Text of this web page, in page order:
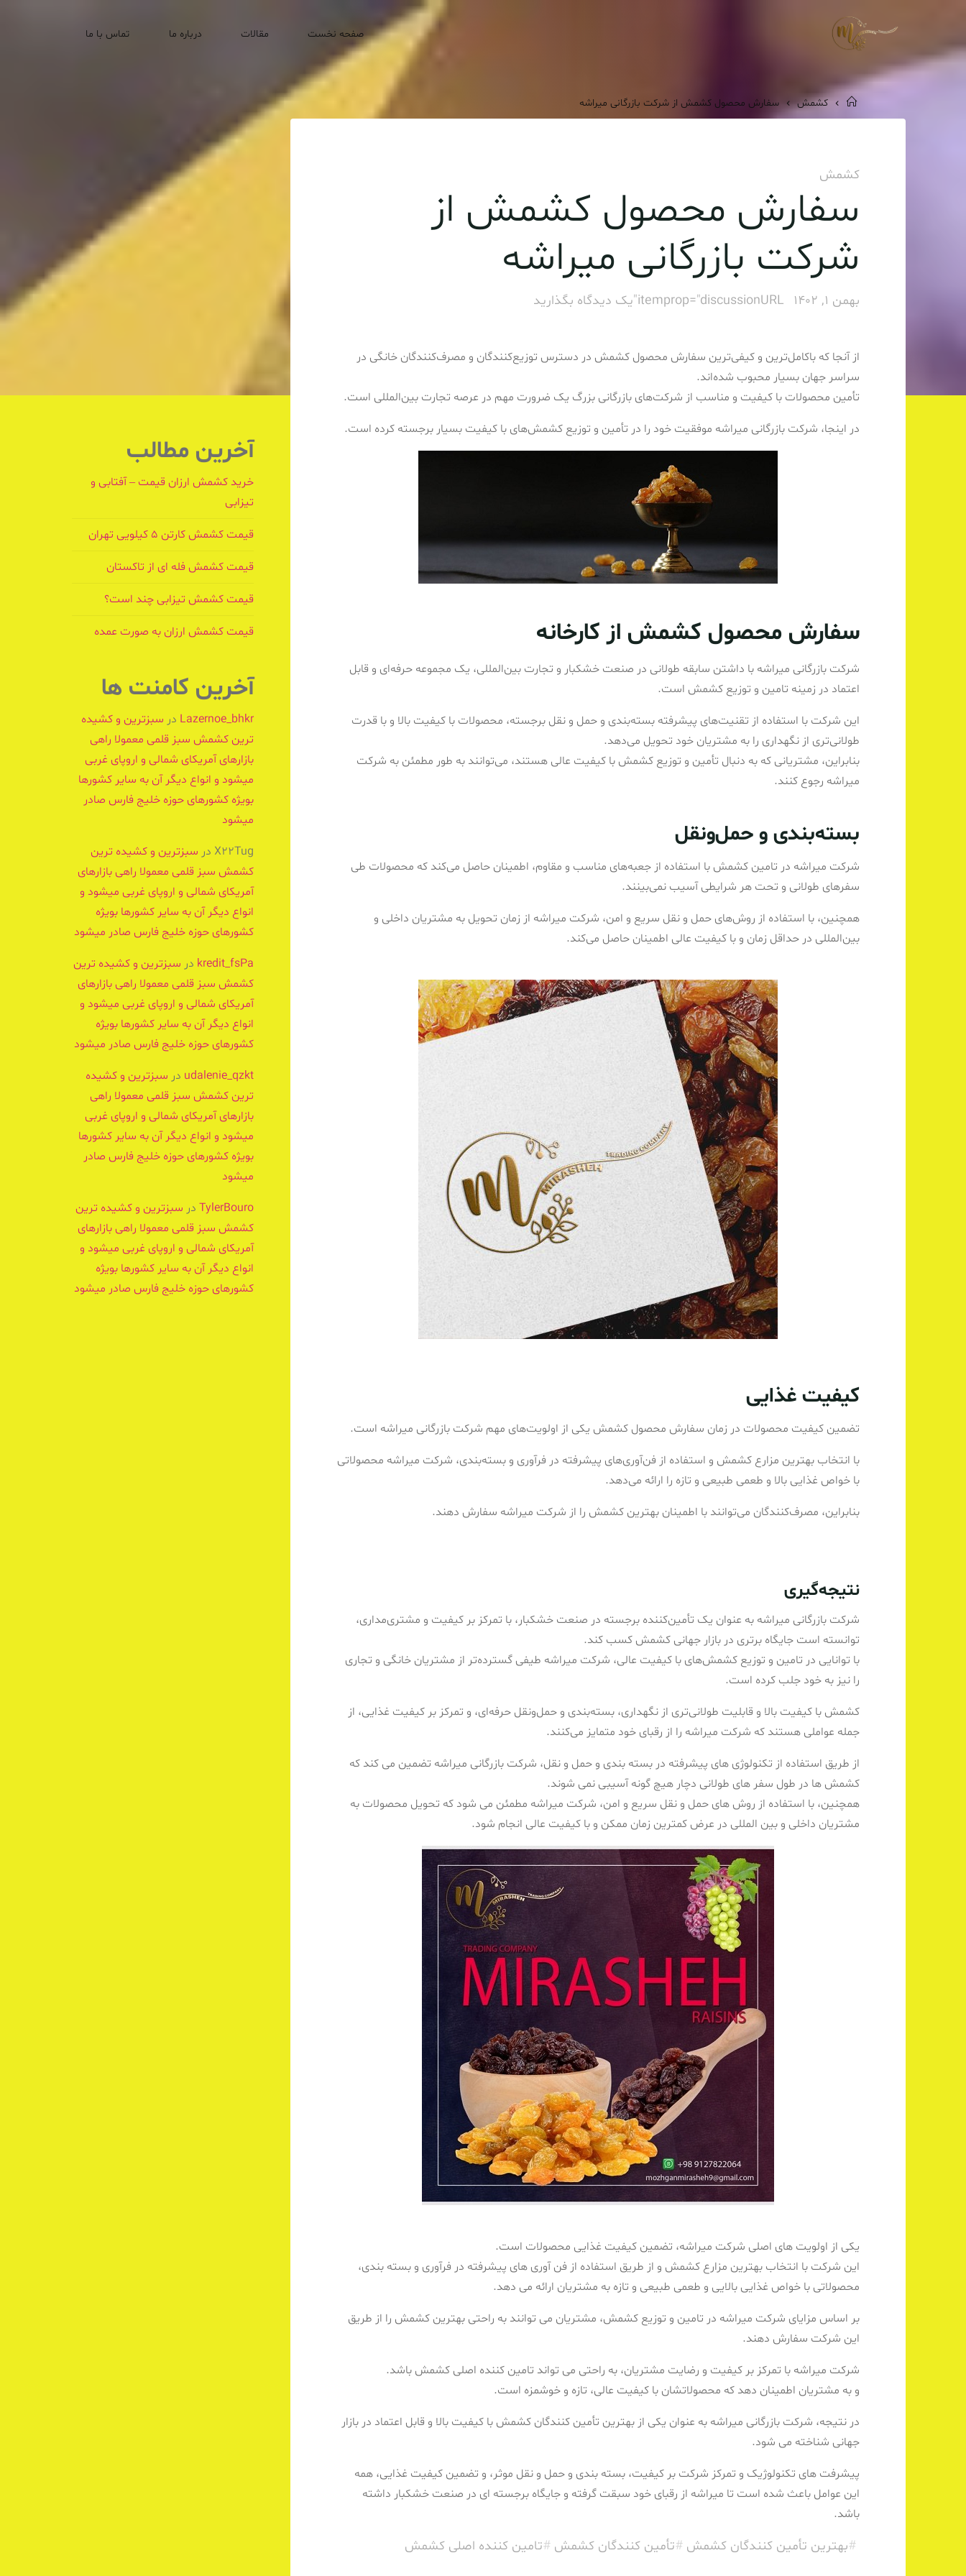
content
صفحه نخست مقالات درباره ما تماس با ما
خانهکشمش سفارش محصول کشمش از شرکت بازرگانی میراشه
کشمش
سفارش محصول کشمش از
شرکت بازرگانی میراشه
بهمن 1, 1402 itemprop="discussionURL" یک دیدگاه بگذارید
از آنجا که باکامل‌ترین و کیفی‌ترین سفارش محصول کشمش در دسترس توزیع‌کنندگان و مصرف‌کنندگان خانگی در
سراسر جهان بسیار محبوب شده‌اند.
تأمین محصولات با کیفیت و مناسب از شرکت‌های بازرگانی بزرگ یک ضرورت مهم در عرصه تجارت بین‌المللی است.
در اینجا، شرکت بازرگانی میراشه موفقیت خود را در تأمین و توزیع کشمش‌های با کیفیت بسیار برجسته کرده است.
سفارش محصول کشمش از کارخانه
شرکت بازرگانی میراشه با داشتن سابقه طولانی در صنعت خشکبار و تجارت بین‌المللی، یک مجموعه حرفه‌ای و قابل
اعتماد در زمینه تامین و توزیع کشمش است.
این شرکت با استفاده از تقنیت‌های پیشرفته بسته‌بندی و حمل و نقل برجسته، محصولات با کیفیت بالا و با قدرت
طولانی‌تری از نگهداری را به مشتریان خود تحویل می‌دهد.
بنابراین، مشتریانی که به دنبال تأمین و توزیع کشمش با کیفیت عالی هستند، می‌توانند به طور مطمئن به شرکت
میراشه رجوع کنند.
بسته‌بندی و حمل‌ونقل
شرکت میراشه در تامین کشمش با استفاده از جعبه‌های مناسب و مقاوم، اطمینان حاصل می‌کند که محصولات طی
سفرهای طولانی و تحت هر شرایطی آسیب نمی‌بینند.
همچنین، با استفاده از روش‌های حمل و نقل سریع و امن، شرکت میراشه از زمان تحویل به مشتریان داخلی و
بین‌المللی در حداقل زمان و با کیفیت عالی اطمینان حاصل می‌کند.
کیفیت غذایی
تضمین کیفیت محصولات در زمان سفارش محصول کشمش یکی از اولویت‌های مهم شرکت بازرگانی میراشه است.
با انتخاب بهترین مزارع کشمش و استفاده از فن‌آوری‌های پیشرفته در فرآوری و بسته‌بندی، شرکت میراشه محصولاتی
با خواص غذایی بالا و طعمی طبیعی و تازه را ارائه می‌دهد.
بنابراین، مصرف‌کنندگان می‌توانند با اطمینان بهترین کشمش را از شرکت میراشه سفارش دهند.
نتیجه‌گیری
شرکت بازرگانی میراشه به عنوان یک تأمین‌کننده برجسته در صنعت خشکبار، با تمرکز بر کیفیت و مشتری‌مداری،
توانسته است جایگاه برتری در بازار جهانی کشمش کسب کند.
با توانایی در تامین و توزیع کشمش‌های با کیفیت عالی، شرکت میراشه طیفی گسترده‌تر از مشتریان خانگی و تجاری
را نیز به خود جلب کرده است.
کشمش با کیفیت بالا و قابلیت طولانی‌تری از نگهداری، بسته‌بندی و حمل‌ونقل حرفه‌ای، و تمرکز بر کیفیت غذایی، از
جمله عواملی هستند که شرکت میراشه را از رقبای خود متمایز می‌کنند.
از طریق استفاده از تکنولوژی های پیشرفته در بسته بندی و حمل و نقل، شرکت بازرگانی میراشه تضمین می کند که
کشمش ها در طول سفر های طولانی دچار هیچ گونه آسیبی نمی شوند.
همچنین، با استفاده از روش های حمل و نقل سریع و امن، شرکت میراشه مطمئن می شود که تحویل محصولات به
مشتریان داخلی و بین المللی در عرض کمترین زمان ممکن و با کیفیت عالی انجام شود.
یکی از اولویت های اصلی شرکت میراشه، تضمین کیفیت غذایی محصولات است.
این شرکت با انتخاب بهترین مزارع کشمش و از طریق استفاده از فن آوری های پیشرفته در فرآوری و بسته بندی،
محصولاتی با خواص غذایی بالایی و طعمی طبیعی و تازه به مشتریان ارائه می دهد.
بر اساس مزایای شرکت میراشه در تامین و توزیع کشمش، مشتریان می توانند به راحتی بهترین کشمش را از طریق
این شرکت سفارش دهند.
شرکت میراشه با تمرکز بر کیفیت و رضایت مشتریان، به راحتی می تواند تامین کننده اصلی کشمش باشد.
و به مشتریان اطمینان دهد که محصولاتشان با کیفیت عالی، تازه و خوشمزه است.
در نتیجه، شرکت بازرگانی میراشه به عنوان یکی از بهترین تأمین کنندگان کشمش با کیفیت بالا و قابل اعتماد در بازار
جهانی شناخته می شود.
پیشرفت های تکنولوژیک و تمرکز شرکت بر کیفیت، بسته بندی و حمل و نقل موثر، و تضمین کیفیت غذایی، همه
این عوامل باعث شده است تا میراشه از رقبای خود سبقت گرفته و جایگاه برجسته ای در صنعت خشکبار داشته
باشد.
#بهترین تأمین کنندگان کشمش #تأمین کنندگان کشمش #تامین کننده اصلی کشمش
آخرین مطالب
خرید کشمش ارزان قیمت – آفتابی و
تیزابی
قیمت کشمش کارتن ۵ کیلویی تهران
قیمت کشمش فله ای از تاکستان
قیمت کشمش تیزابی چند است؟
قیمت کشمش ارزان به صورت عمده
آخرین کامنت ها
Lazernoe_bhkr در سبزترین و کشیده
ترین کشمش سبز قلمی معمولا راهی
بازارهای آمریکای شمالی و اروپای غربی
میشود و انواع دیگر آن به سایر کشورها
بویژه کشورهای حوزه خلیج فارس صادر
میشود
X22Tug در سبزترین و کشیده ترین
کشمش سبز قلمی معمولا راهی بازارهای
آمریکای شمالی و اروپای غربی میشود و
انواع دیگر آن به سایر کشورها بویژه
کشورهای حوزه خلیج فارس صادر میشود
kredit_fsPa در سبزترین و کشیده ترین
کشمش سبز قلمی معمولا راهی بازارهای
آمریکای شمالی و اروپای غربی میشود و
انواع دیگر آن به سایر کشورها بویژه
کشورهای حوزه خلیج فارس صادر میشود
udalenie_qzkt در سبزترین و کشیده
ترین کشمش سبز قلمی معمولا راهی
بازارهای آمریکای شمالی و اروپای غربی
میشود و انواع دیگر آن به سایر کشورها
بویژه کشورهای حوزه خلیج فارس صادر
میشود
TylerBouro در سبزترین و کشیده ترین
کشمش سبز قلمی معمولا راهی بازارهای
آمریکای شمالی و اروپای غربی میشود و
انواع دیگر آن به سایر کشورها بویژه
کشورهای حوزه خلیج فارس صادر میشود